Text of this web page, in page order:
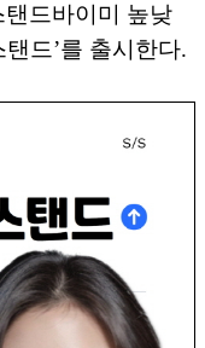
드바이미 높낮
드’를 출시한다.